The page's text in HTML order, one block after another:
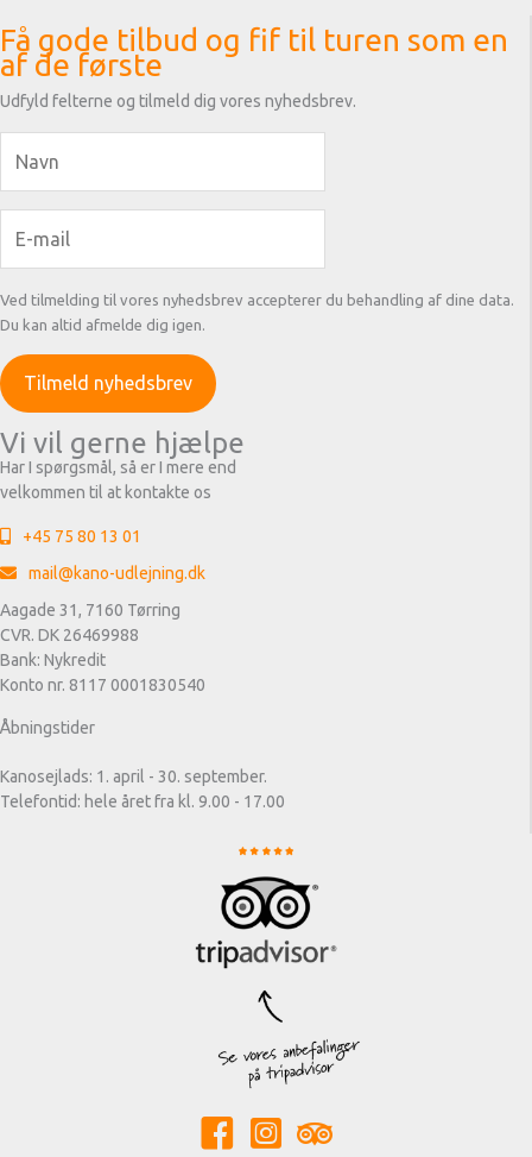
Få gode tilbud og fif til turen som en
af de første
Udfyld felterne og tilmeld dig vores nyhedsbrev.
Ved tilmelding til vores nyhedsbrev accepterer du behandling af dine data.
Du kan altid afmelde dig igen.
Vi vil gerne hjælpe
Har I spørgsmål, så er I mere end
velkommen til at kontakte os
+45 75 80 13 01
mail@kano-udlejning.dk
Aagade 31, 7160 Tørring
CVR. DK 26469988
Bank: Nykredit
Konto nr. 8117 0001830540
Åbningstider
Kanosejlads: 1. april - 30. september.
Telefontid: hele året fra kl. 9.00 - 17.00